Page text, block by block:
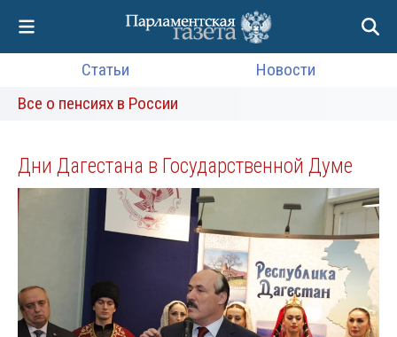
Статьи
Новости
Все о пенсиях в России
Дни Дагестана в Государственной Думе